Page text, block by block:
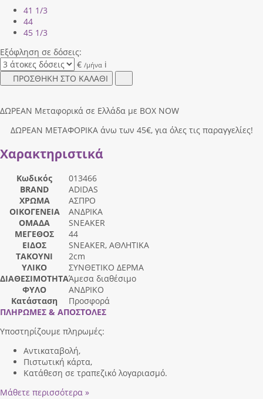
41 1/3
44
45 1/3
Εξόφληση σε δόσεις:
€ /μήνα i
ΠΡΟΣΘΗΚΗ ΣΤΟ ΚΑΛΑΘΙ
ΔΩΡΕΑΝ Μεταφορικά σε Ελλάδα με BOX NOW
ΔΩΡΕΑΝ ΜΕΤΑΦΟΡΙΚΑ άνω των 45€, για όλες τις παραγγελίες!
Χαρακτηριστικά
Κωδικός
013466
BRAND
ADIDAS
ΧΡΩΜΑ
ΑΣΠΡΟ
ΟΙΚΟΓΕΝΕΙΑ
ΑΝΔΡΙΚΑ
ΟΜΑΔΑ
SNEAKER
ΜΕΓΕΘΟΣ
44
ΕΙΔΟΣ
SNEAKER, ΑΘΛΗΤΙΚΑ
ΤΑΚΟΥΝΙ
2cm
ΥΛΙΚΟ
ΣΥΝΘΕΤΙΚΟ ΔΕΡΜΑ
ΔΙΑΘΕΣΙΜΟΤΗΤΑΆμεσα διαθέσιμο
ΦΥΛΟ
ΑΝΔΡΙΚΟ
Κατάσταση
Προσφορά
ΠΛΗΡΩΜΕΣ & ΑΠΟΣΤΟΛΕΣ
Υποστηρίζουμε πληρωμές:
Αντικαταβολή,
Πιστωτική κάρτα,
Κατάθεση σε τραπεζικό λογαριασμό.
Μάθετε περισσότερα »